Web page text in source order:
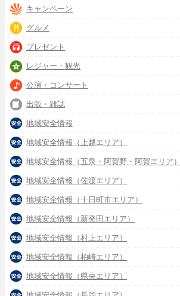
キャンペーン
グルメ
プレゼント
レジャー・観光
公演・コンサート
出版・雑誌
地域安全情報
地域安全情報（上越エリア）
地域安全情報（五泉・阿賀野・阿賀エリア）
地域安全情報（佐渡エリア）
地域安全情報（十日町市エリア）
地域安全情報（新発田エリア）
地域安全情報（村上エリア）
地域安全情報（柏崎エリア）
地域安全情報（県央エリア）